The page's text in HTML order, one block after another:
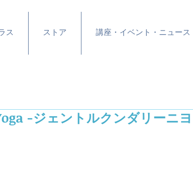
ス ストア 講座・イベント・ニュース
-ジェントルクンダリーニ